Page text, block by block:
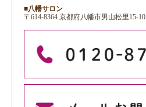
■八幡サロン
〒614-8364 京都府八幡市男山松里15-10